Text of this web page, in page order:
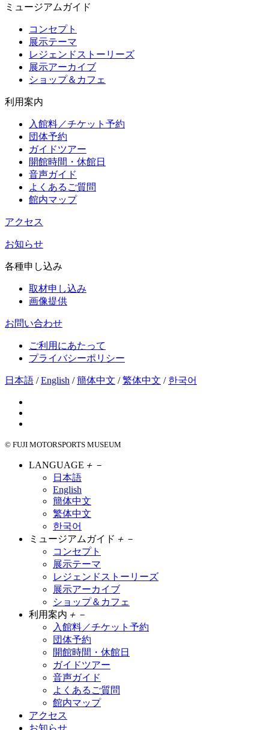
ミュージアムガイド
コンセプト
展示テーマ
レジェンドストーリーズ
展示アーカイブ
ショップ＆カフェ
利用案内
入館料／チケット予約
団体予約
ガイドツアー
開館時間・休館日
音声ガイド
よくあるご質問
館内マップ
アクセス
お知らせ
各種申し込み
取材申し込み
画像提供
お問い合わせ
ご利用にあたって
プライバシーポリシー
日本語 /English /簡体中文 /繁体中文 / 한국어
© FUJI MOTORSPORTS MUSEUM
LANGUAGE ＋ －
日本語
English
簡体中文
繁体中文
한국어
ミュージアムガイド ＋ －
コンセプト
展示テーマ
レジェンドストーリーズ
展示アーカイブ
ショップ＆カフェ
利用案内 ＋ －
入館料／チケット予約
団体予約
開館時間・休館日
ガイドツアー
音声ガイド
よくあるご質問
館内マップ
アクセス